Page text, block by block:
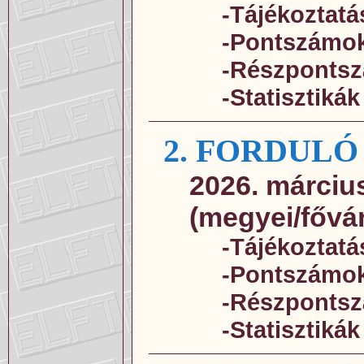
-
-
-
-Statisztikák
2. FORDULÓ
2026.
(megyei/
-
-
-
-Statisztikák